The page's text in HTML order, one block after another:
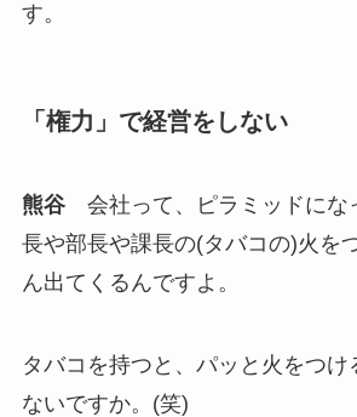
す。
「権力」で経営をしない
熊谷会社って、ピラミッドにな
長や部長や課長の(タバコの)火を
ん出てくるんですよ。
タバコを持つと、パッと火をつけ
ないですか。(笑)